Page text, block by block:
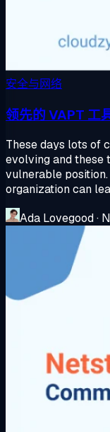
安全与网络
领先的 VAPT 工
These days lots of
evolving and these
vulnerable
organization can
Ada Lovegood·